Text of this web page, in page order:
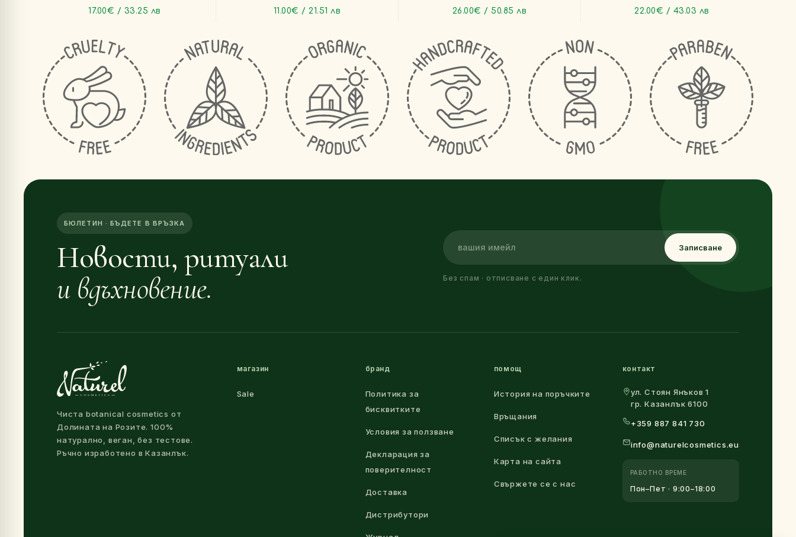
17.00€ / 33.25 лв 11.00€ / 21.51 лв 26.00€ / 50.85 лв 22.00€ / 43.03 лв
БЮЛЕТИН · БЪДЕТЕ В ВРЪЗКА
Новости, ритуали
и вдъхновение.
Записване
Без спам · отписване с един клик.
Чиста botanical cosmetics от
Долината на Розите. 100%
натурално, веган, без тестове.
Ръчно изработено в Казанлък.
магазин
Sale
бранд
Политика за
бисквитките
Условия за ползване
Декларация за
поверителност
Доставка
Дистрибутори
помощ
История на поръчките
Връщания
Списък с желания
Карта на сайта
Свържете се с нас
контакт
ул. Стоян Янъков 1
гр. Казанлък 6100
+359 887 841 730
info@naturelcosmetics.eu
РАБОТНО ВРЕМЕ
Пон–Пет · 9:00–18:00